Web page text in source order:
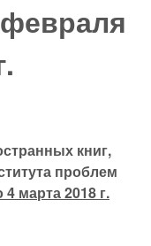
книг,
проблем
марта 2018 г.